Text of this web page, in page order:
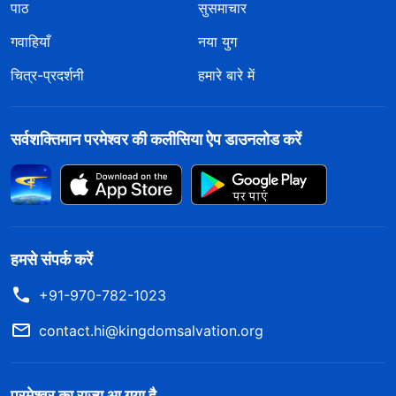
पाठ
सुसमाचार
गवाहियाँ
नया युग
चित्र-प्रदर्शनी
हमारे बारे में
सर्वशक्तिमान परमेश्वर की कलीसिया ऐप डाउनलोड करें
हमसे संपर्क करें
+91-970-782-1023
contact.hi@kingdomsalvation.org